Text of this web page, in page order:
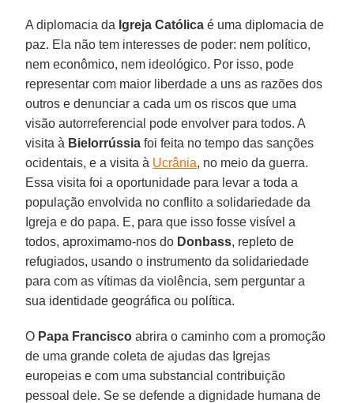
A diplomacia da Igreja Católica é uma diplomacia de
paz. Ela não tem interesses de poder: nem político,
nem econômico, nem ideológico. Por isso, pode
representar com maior liberdade a uns as razões dos
outros e denunciar a cada um os riscos que uma
visão autorreferencial pode envolver para todos. A
visita à Bielorrússia foi feita no tempo das sanções
ocidentais, e a visita à Ucrânia, no meio da guerra.
Essa visita foi a oportunidade para levar a toda a
população envolvida no conflito a solidariedade da
Igreja e do papa. E, para que isso fosse visível a
todos, aproximamo-nos do Donbass, repleto de
refugiados, usando o instrumento da solidariedade
para com as vítimas da violência, sem perguntar a
sua identidade geográfica ou política.
O Papa Francisco abrira o caminho com a promoção
de uma grande coleta de ajudas das Igrejas
europeias e com uma substancial contribuição
pessoal dele. Se se defende a dignidade humana de